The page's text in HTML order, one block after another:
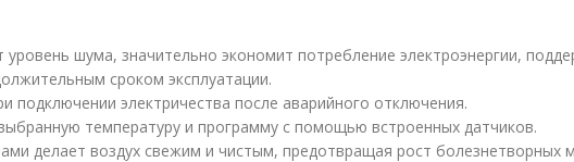
шума, значительно экономит потребление электроэнергии,
сроком эксплуатации.
подключении электричества после аварийного отключения.
температуру и программу с помощью встроенных датчиков.
делает воздух свежим и чистым, предотвращая рост болезнетворных